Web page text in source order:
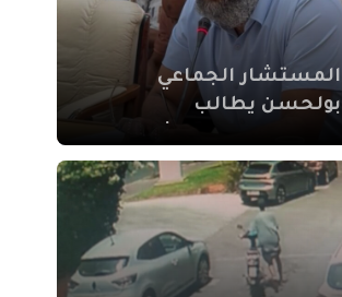
المستشار الجماعي
بولحسن يطالب
أشغال شارع علال
الفاسي بمراكش